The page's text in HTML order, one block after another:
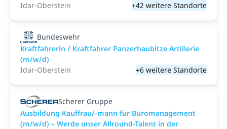
Idar-Oberstein
+42 weitere Standorte
Bundeswehr
Kraftfahrerin / Kraftfahrer Panzerhaubitze Artillerie
(m/w/d)
Idar-Oberstein
+6 weitere Standorte
Scherer Gruppe
Ausbildung Kauffrau/-mann für Büromanagement
(m/w/d) – Werde unser Allround-Talent in der